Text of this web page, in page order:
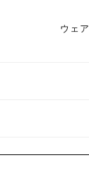
ウェア